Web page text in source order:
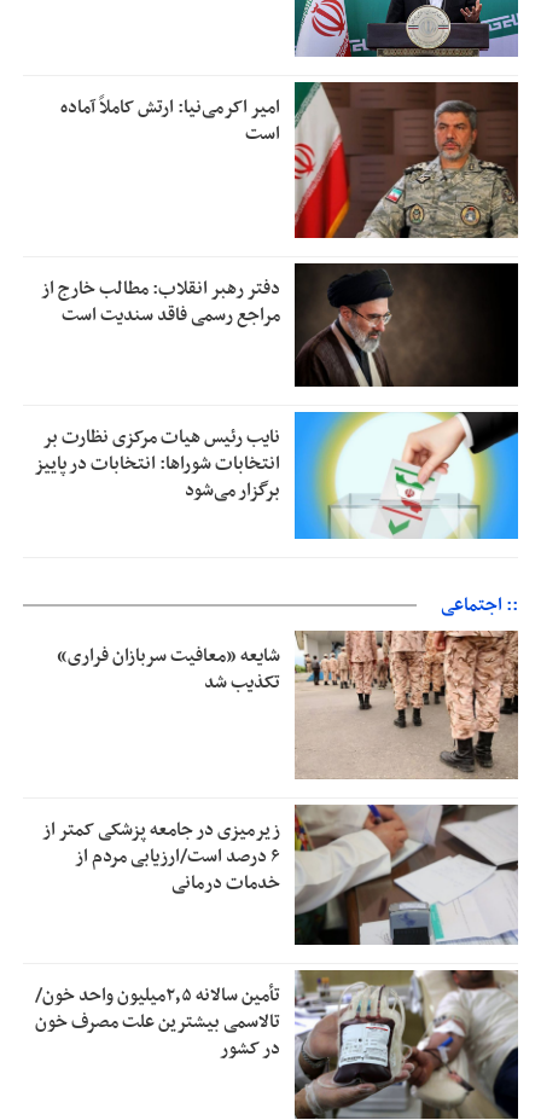
امیر اکرمی‌نیا: ارتش کاملاً آماده
است
دفتر رهبر انقلاب: مطالب خارج از
مراجع رسمی فاقد سندیت است
نایب رئیس هیات مرکزی نظارت بر
انتخابات شوراها: انتخابات در پاییز
برگزار می‌شود
:: اجتماعی
شایعه «معافیت سربازان فراری»
تکذیب شد
زیرمیزی در جامعه پزشکی کمتر از
۶ درصد است/ارزیابی مردم از
خدمات درمانی
تأمین سالانه ۲٫۵میلیون واحد خون/
تالاسمی بیشترین علت مصرف‌ خون
در کشور